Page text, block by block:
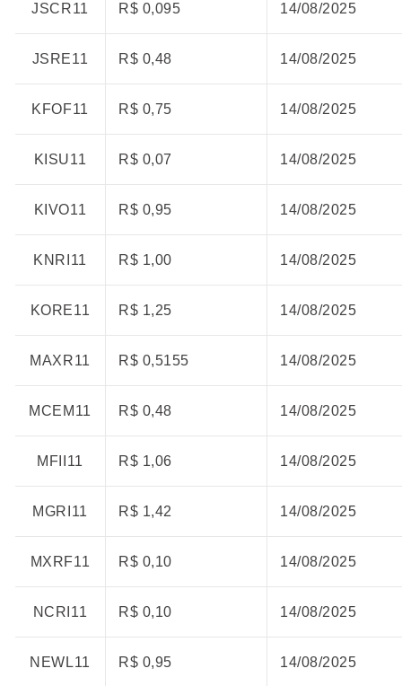
JSCR11 R$ 0,095 14/08/2025
JSRE11 R$ 0,48 14/08/2025
KFOF11 R$ 0,75 14/08/2025
KISU11 R$ 0,07 14/08/2025
KIVO11 R$ 0,95 14/08/2025
KNRI11 R$ 1,00 14/08/2025
KORE11 R$ 1,25 14/08/2025
MAXR11 R$ 0,5155 14/08/2025
MCEM11 R$ 0,48 14/08/2025
MFII11 R$ 1,06 14/08/2025
MGRI11 R$ 1,42 14/08/2025
MXRF11 R$ 0,10 14/08/2025
NCRI11 R$ 0,10 14/08/2025
NEWL11 R$ 0,95 14/08/2025